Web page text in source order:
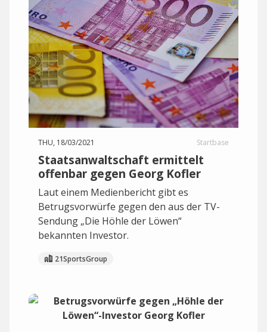
THU, 18/03/2021 Startbase
Staatsanwaltschaft ermittelt
offenbar gegen Georg Kofler
Laut einem Medienbericht gibt es
Betrugsvorwürfe gegen den aus der TV-
Sendung „Die Höhle der Löwen“
bekannten Investor.
21SportsGroup